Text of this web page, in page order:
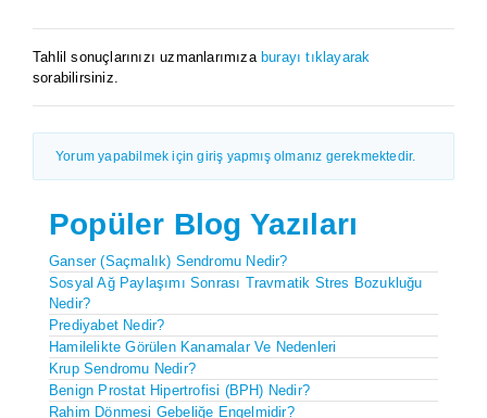
Tahlil sonuçlarınızı uzmanlarımıza burayı tıklayarak
sorabilirsiniz.
Yorum yapabilmek için giriş yapmış olmanız gerekmektedir.
Popüler Blog Yazıları
Ganser (Saçmalık) Sendromu Nedir?
Sosyal Ağ Paylaşımı Sonrası Travmatik Stres Bozukluğu
Nedir?
Prediyabet Nedir?
Hamilelikte Görülen Kanamalar Ve Nedenleri
Krup Sendromu Nedir?
Benign Prostat Hipertrofisi (BPH) Nedir?
Rahim Dönmesi Gebeliğe Engelmidir?